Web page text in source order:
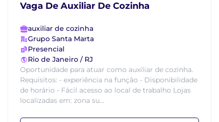
Vaga De Auxiliar De Cozinha
auxiliar de cozinha
Grupo Santa Marta
Presencial
Rio de Janeiro / RJ
Oportunidade para atuar como auxiliar de cozinha.
Requisitos: - experiência na função - Disponibilidade
de horário - Fácil acesso ao local de trabalho Lojas
localizadas em: zona su...